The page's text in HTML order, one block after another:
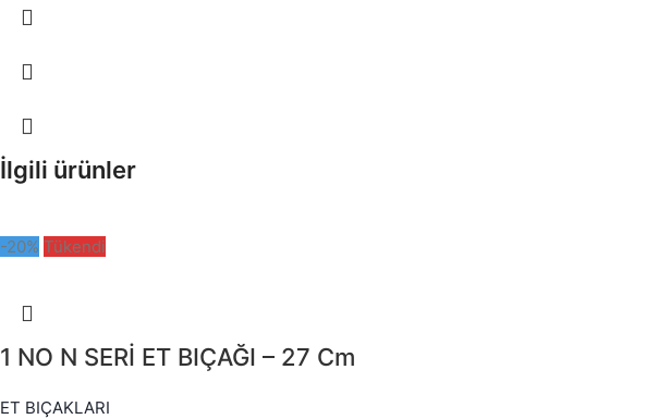
İlgili ürünler
-20% Tükendi
1 NO N SERİ ET BIÇAĞI – 27 Cm
ET BIÇAKLARI